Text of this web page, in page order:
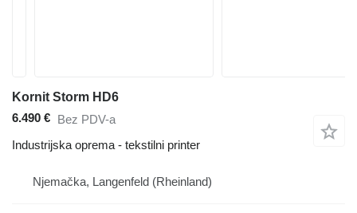
Kornit Storm HD6
6.490 € Bez PDV-a
Industrijska oprema - tekstilni printer
Njemačka, Langenfeld (Rheinland)